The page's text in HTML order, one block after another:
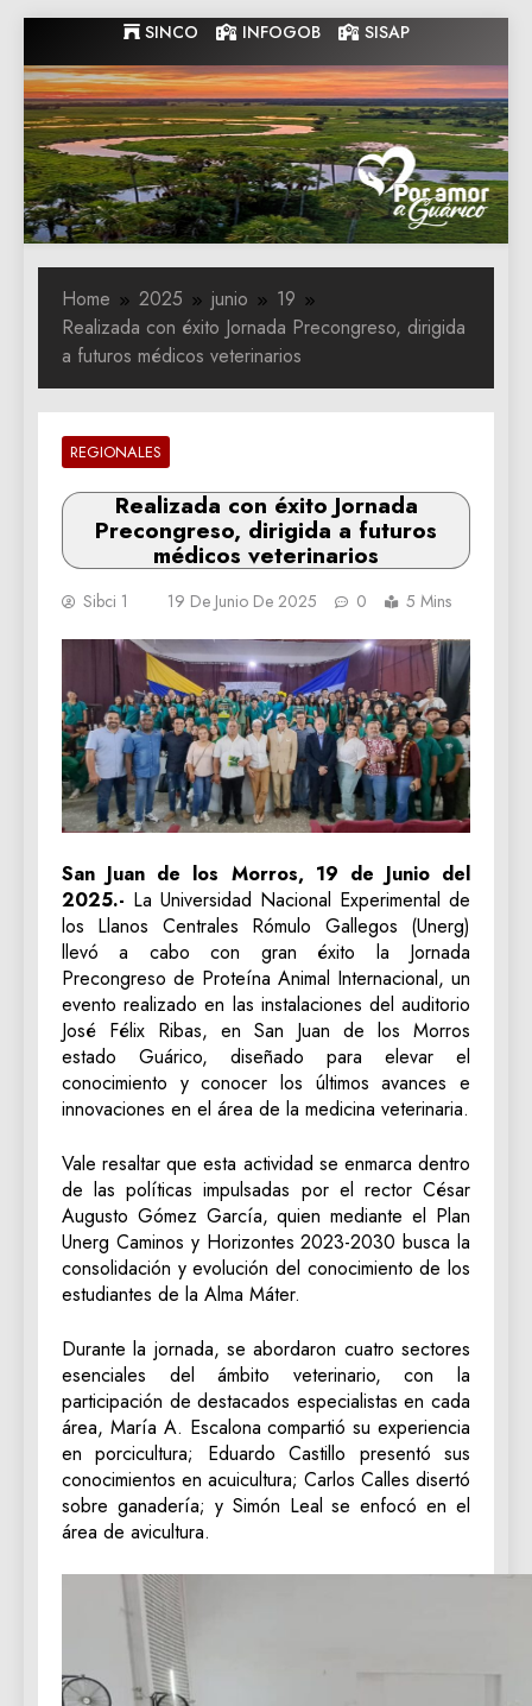
to
content
SINCO INFOGOB SISAP
Gobernacion
de Guarico
Gobernacion de Guarico
Home 2025 junio
19
Realizada con éxito Jornada Precongreso, dirigida
a futuros médicos veterinarios
REGIONALES
Realizada con éxito Jornada
Precongreso, dirigida a futuros
médicos veterinarios
Sibci 1 19 De Junio De 2025 0 5 Mins
San Juan de los Morros, 19 de Junio del
2025.- La Universidad Nacional Experimental de
los Llanos Centrales Rómulo Gallegos (Unerg)
llevó a cabo con gran éxito la Jornada
Precongreso de Proteína Animal Internacional, un
evento realizado en las instalaciones del auditorio
José Félix Ribas, en San Juan de los Morros
estado Guárico, diseñado para elevar el
conocimiento y conocer los últimos avances e
innovaciones en el área de la medicina veterinaria.
Vale resaltar que esta actividad se enmarca dentro
de las políticas impulsadas por el rector César
Augusto Gómez García, quien mediante el Plan
Unerg Caminos y Horizontes 2023-2030 busca la
consolidación y evolución del conocimiento de los
estudiantes de la Alma Máter.
Durante la jornada, se abordaron cuatro sectores
esenciales del ámbito veterinario, con la
participación de destacados especialistas en cada
área, María A. Escalona compartió su experiencia
en porcicultura; Eduardo Castillo presentó sus
conocimientos en acuicultura; Carlos Calles disertó
sobre ganadería; y Simón Leal se enfocó en el
área de avicultura.